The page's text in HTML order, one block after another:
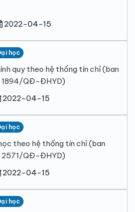
2022-04-15
học
quy theo hệ thống tín chỉ (ban
1894/QĐ-ĐHYD)
2022-04-15
học
theo hệ thống tín chỉ (ban
2571/QĐ-ĐHYD)
2022-04-15
học